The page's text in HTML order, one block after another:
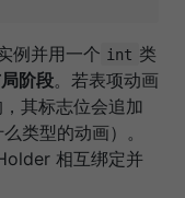
例并用一个 int 类
阶段。若表项动画
其标志位会追加
类型的动画）。
相互绑定并